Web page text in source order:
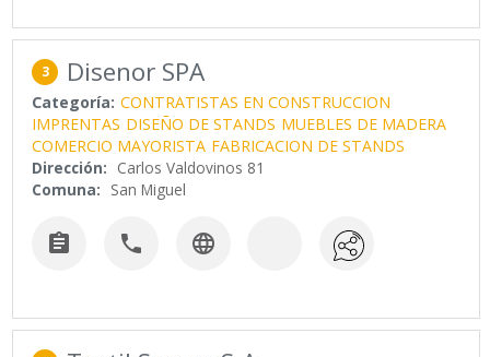
3 Disenor SPA
Categoría: CONTRATISTAS EN CONSTRUCCION
IMPRENTAS DISEÑO DE STANDS MUEBLES DE MADERA
COMERCIO MAYORISTA FABRICACION DE STANDS
Dirección: Carlos Valdovinos 81
Comuna: San Miguel
  